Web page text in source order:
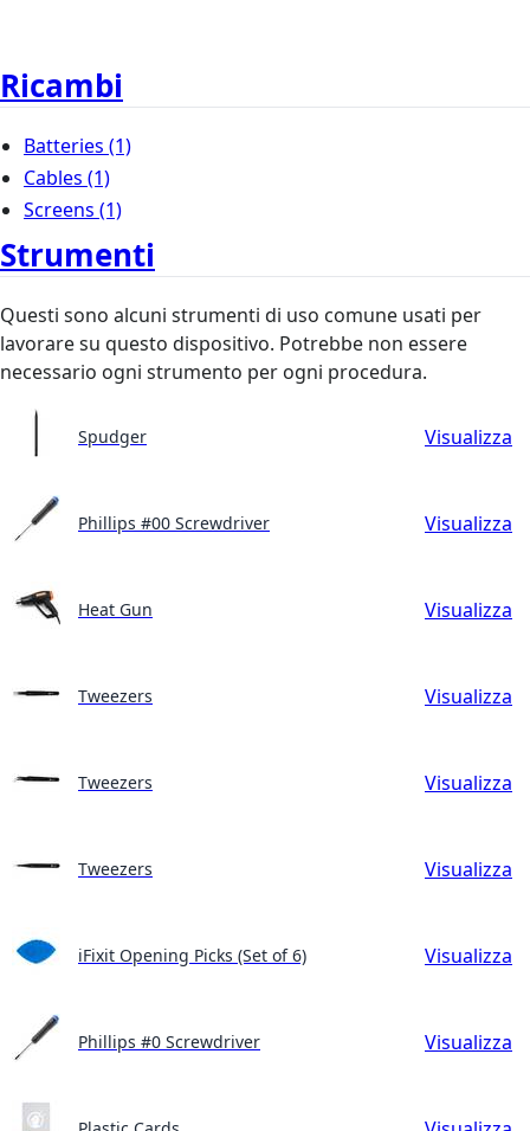
Ricambi
Batteries (1)
Cables (1)
Screens (1)
Strumenti
Questi sono alcuni strumenti di uso comune usati per
lavorare su questo dispositivo. Potrebbe non essere
necessario ogni strumento per ogni procedura.
Spudger Visualizza
Phillips #00 Screwdriver Visualizza
Heat Gun Visualizza
Tweezers Visualizza
Tweezers Visualizza
Tweezers Visualizza
iFixit Opening Picks (Set of 6) Visualizza
Phillips #0 Screwdriver Visualizza